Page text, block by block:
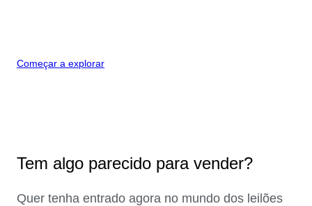
Começar a explorar
Tem algo parecido para vender?
Quer tenha entrado agora no mundo dos leilões